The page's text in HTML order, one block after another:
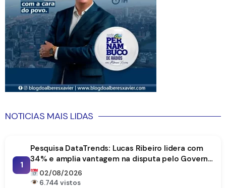
NOTICIAS MAIS LIDAS
1
Pesquisa DataTrends: Lucas Ribeiro lidera com
34% e amplia vantagem na disputa pelo Governo
da Paraíba
02/08/2026
6.744 vistos